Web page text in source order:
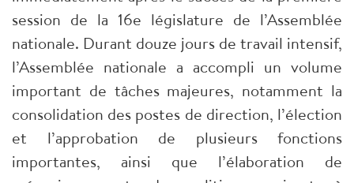
session de la 16e législature de l’Assemblée
nationale. Durant douze jours de travail intensif,
l’Assemblée nationale a accompli un volume
important de tâches majeures, notamment la
consolidation des postes de direction, l’élection
et l’approbation de plusieurs fonctions
importantes, ainsi que l’élaboration de